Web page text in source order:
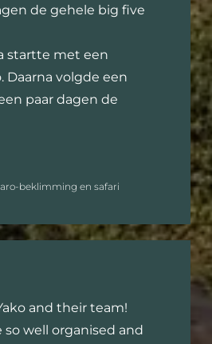
de gehele big five
startte met een
volgde een
paar dagen de
beklimming en safari
and their team!
well organised and